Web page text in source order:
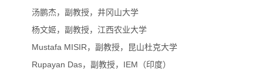
汤鹏杰，副教授，井冈山大学
杨文姬，副教授，江西农业大学
Mustafa MISIR，副教授，昆山杜克大学
Rupayan Das，副教授，IEM（印度）